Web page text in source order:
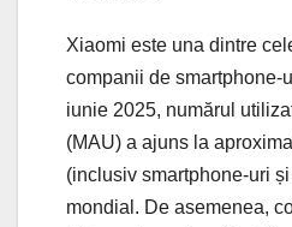
Xiaomi este una dintre
companii de smartphone-
iunie 2025, numărul
(MAU) a ajuns la
(inclusiv smartphone-uri
mondial. De asemenea,